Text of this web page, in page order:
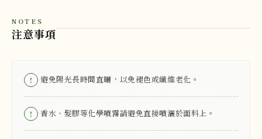
NOTES
注意事項
! 避免陽光長時間直曬，以免褪色或纖維老化。
! 香水、髮膠等化學噴霧請避免直接噴灑於面料上。